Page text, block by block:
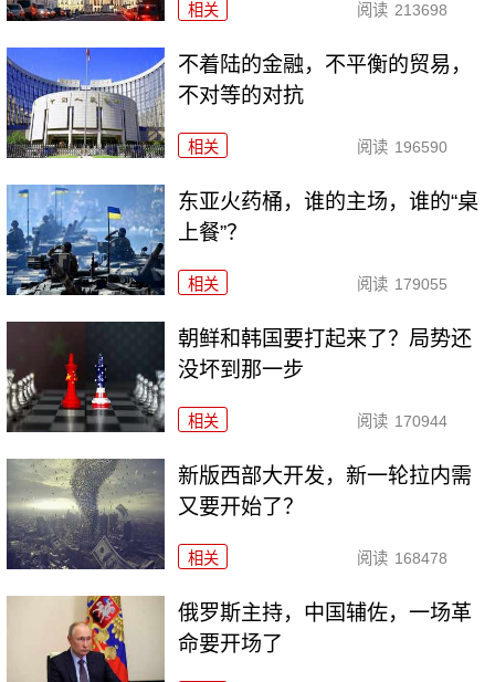
相关 阅读 213698
不着陆的金融，不平衡的贸易，
不对等的对抗
相关 阅读 196590
东亚火药桶，谁的主场，谁的“桌
上餐”？
相关 阅读 179055
朝鲜和韩国要打起来了？局势还
没坏到那一步
相关 阅读 170944
新版西部大开发，新一轮拉内需
又要开始了？
相关 阅读 168478
俄罗斯主持，中国辅佐，一场革
命要开场了